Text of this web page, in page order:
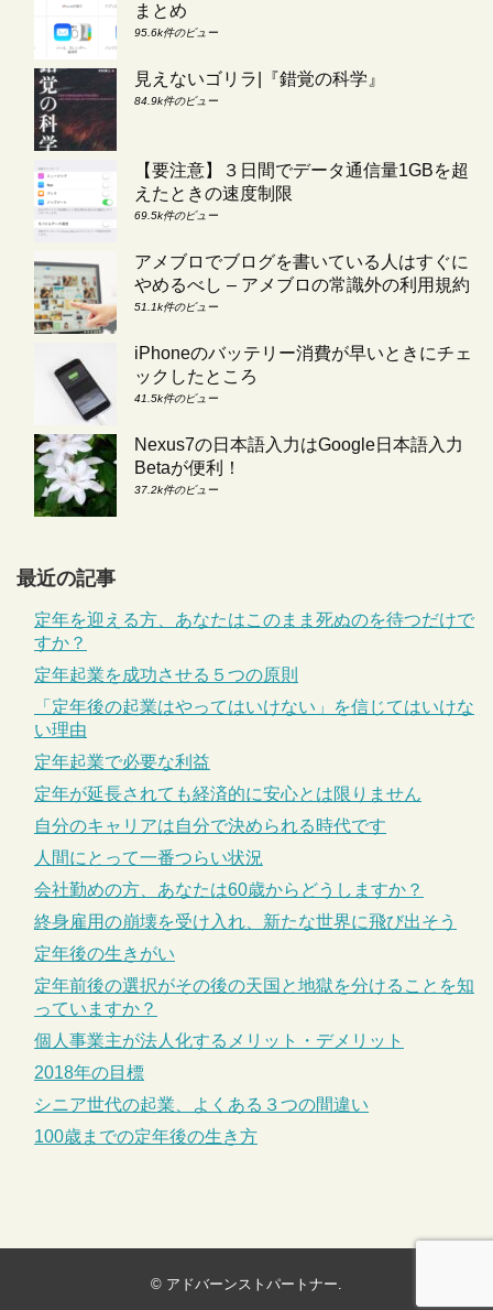
まとめ
95.6k件のビュー
見えないゴリラ|『錯覚の科学』
84.9k件のビュー
【要注意】３日間でデータ通信量1GBを超
えたときの速度制限
69.5k件のビュー
アメブロでブログを書いている人はすぐに
やめるべし – アメブロの常識外の利用規約
51.1k件のビュー
iPhoneのバッテリー消費が早いときにチェ
ックしたところ
41.5k件のビュー
Nexus7の日本語入力はGoogle日本語入力
Betaが便利！
37.2k件のビュー
最近の記事
定年を迎える方、あなたはこのまま死ぬのを待つだけで
すか？
定年起業を成功させる５つの原則
「定年後の起業はやってはいけない」を信じてはいけな
い理由
定年起業で必要な利益
定年が延長されても経済的に安心とは限りません
自分のキャリアは自分で決められる時代です
人間にとって一番つらい状況
会社勤めの方、あなたは60歳からどうしますか？
終身雇用の崩壊を受け入れ、新たな世界に飛び出そう
定年後の生きがい
定年前後の選択がその後の天国と地獄を分けることを知
っていますか？
個人事業主が法人化するメリット・デメリット
2018年の目標
シニア世代の起業、よくある３つの間違い
100歳までの定年後の生き方
© アドバーンストパートナー.